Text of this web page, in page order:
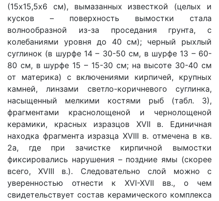
(15х15,5х6 см), вымазанных известкой (целых и
кусков – поверхность вымостки стала
волнообразной из-за проседания грунта, с
колебаниями уровня до 40 см); черный рыхлый
суглинок (в шурфе 14 – 30-50 см, в шурфе 13 – 60-
80 см, в шурфе 15 – 15-30 см; на высоте 30-40 см
от материка) с включениями кирпичей, крупных
камней, линзами светло-коричневого суглинка,
насыщенный мелкими костями рыб (табл. 3),
фрагментами краснолощеной и чернолощеной
керамики, красных изразцов XVII в. Единичная
находка фрагмента изразца XVIII в. отмечена в кв.
2а, где при зачистке кирпичной вымостки
фиксировались нарушения – поздние ямы (скорее
всего, XVIII в.). Следовательно слой можно с
уверенностью отнести к XVI-XVII вв., о чем
свидетельствует состав керамического комплекса